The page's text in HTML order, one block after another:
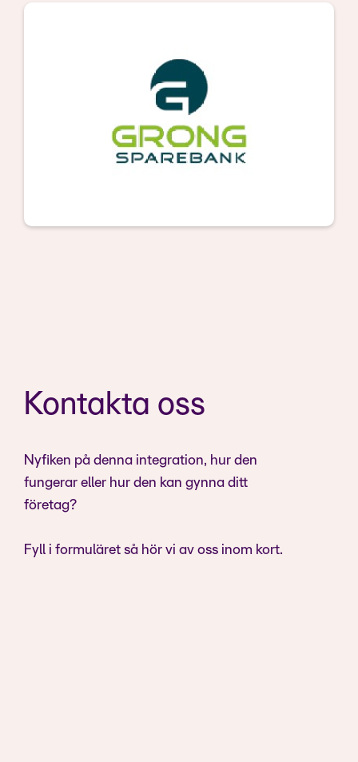
Kontakta oss
Nyfiken på denna integration, hur den
fungerar eller hur den kan gynna ditt
företag?
Fyll i formuläret så hör vi av oss inom kort.